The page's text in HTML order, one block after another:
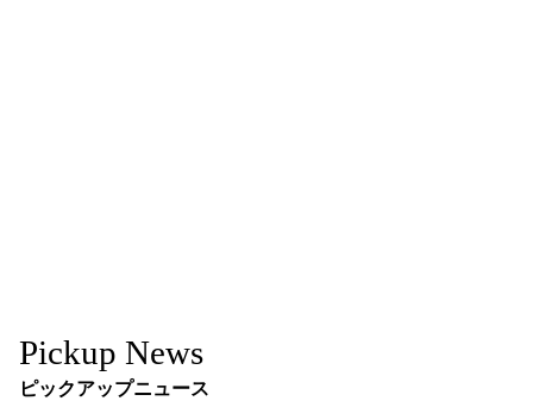
Pickup News
ピックアップニュース